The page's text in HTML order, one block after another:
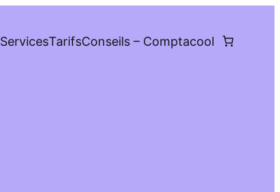
ServicesTarifsConseils – Comptacool